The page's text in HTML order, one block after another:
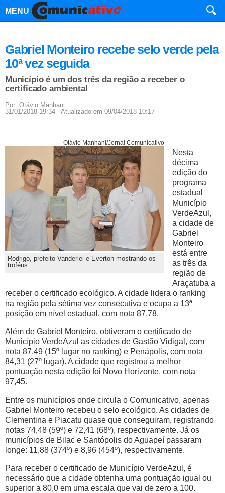
MENU
Gabriel Monteiro recebe selo verde pela
10ª vez seguida
Município é um dos três da região a receber o
certificado ambiental
Por: Otávio Manhani
31/01/2018 19:34 - Atualizado em 09/04/2018 10:17
Otávio Manhani/Jornal Comunicativo
Rodrigo, prefeito Vanderlei e Everton mostrando os
troféus
Nesta
décima
edição do
programa
estadual
Município
VerdeAzul,
a cidade de
Gabriel
Monteiro
está entre
as três da
região de
Araçatuba a
receber o certificado ecológico. A cidade lidera o ranking
na região pela sétima vez consecutiva e ocupa a 13ª
posição em nível estadual, com nota 87,78.
Além de Gabriel Monteiro, obtiveram o certificado de
Município VerdeAzul as cidades de Gastão Vidigal, com
nota 87,49 (15º lugar no ranking) e Penápolis, com nota
84,31 (27º lugar). A cidade que registrou a melhor
pontuação nesta edição foi Novo Horizonte, com nota
97,45.
Entre os municípios onde circula o Comunicativo, apenas
Gabriel Monteiro recebeu o selo ecológico. As cidades de
Clementina e Piacatu quase que conseguiram, registrando
notas 74,48 (59º) e 72,41 (68º), respectivamente. Já os
municípios de Bilac e Santópolis do Aguapeí passaram
longe: 11,88 (374º) e 8,96 (454º), respectivamente.
Para receber o certificado de Município VerdeAzul, é
necessário que a cidade obtenha uma pontuação igual ou
superior a 80,0 em uma escala que vai de zero a 100.